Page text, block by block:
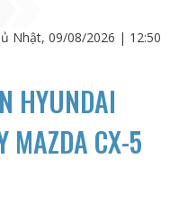
Nhật, 09/08/2026 | 12:50
HYUNDAI
MAZDA CX-5